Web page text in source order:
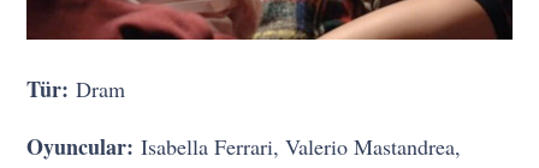
Tür:Dram
Oyuncular:Isabella Ferrari, Valerio Mastandrea,